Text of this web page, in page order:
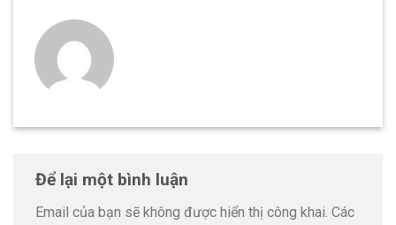
Để lại một bình luận
Email của bạn sẽ không được hiển thị công khai. Các